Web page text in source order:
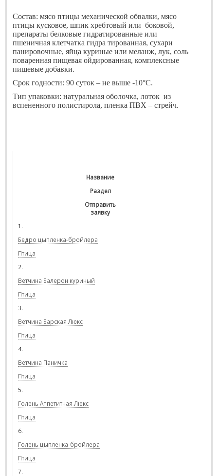
Состав: мясо птицы механической обвалки, мясо
птицы кусковое, шпик хребтовый или боковой,
препараты белковые гидратированные или
пшеничная клетчатка гидра тированная, сухари
панировочные, яйца куриные или меланж, лук, соль
поваренная пищевая ойдированная, комплексные
пищевые добавки.
Срок годности: 90 суток – не выше -10°С.
Тип упаковки: натуральная оболочка, лоток из
вспененного полистирола, пленка ПВХ – стрейч.
Название
Раздел
Отправить
заявку
1.
Бедро цыпленка-бройлера
Птица
2.
Ветчина Балерон куриный
Птица
3.
Ветчина Барская Люкс
Птица
4.
Ветчина Паничка
Птица
5.
Голень Аппетитная Люкс
Птица
6.
Голень цыпленка-бройлера
Птица
7.